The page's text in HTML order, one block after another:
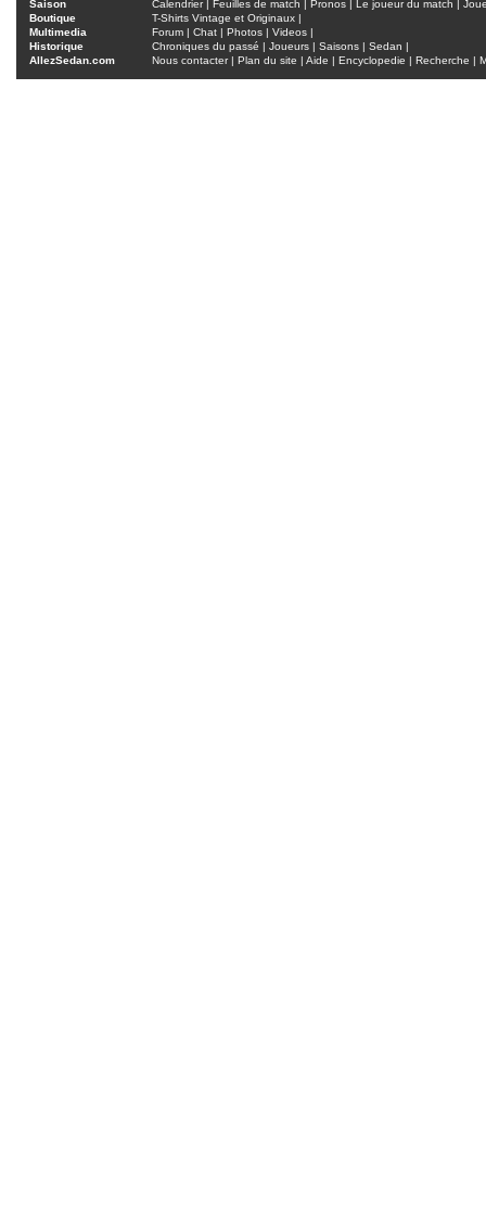
Saison Calendrier| Feuilles de match Pronos Le joueur du match
Boutique
T-Shirts Vintage et Originaux |
Multimedia
Forum | Chat | Photos | Videos |
Historique
Chroniques du passé | Joueurs | Saisons | Sedan |
AllezSedan.com
Nous contacter| Plan du site | Aide | Encyclopedie | Recherche |